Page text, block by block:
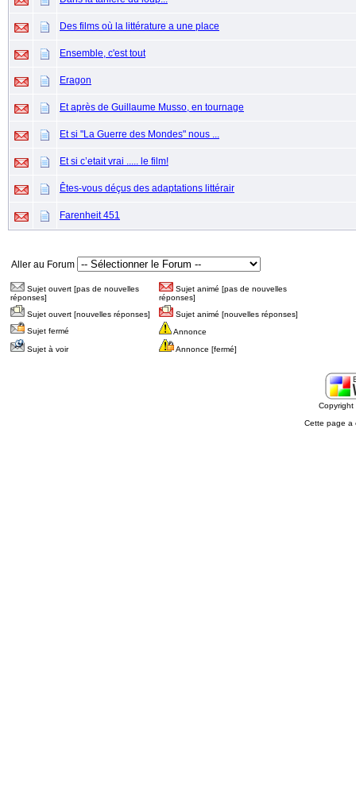
Des films où la littérature a une place
Ensemble, c'est tout
Eragon
Et après de Guillaume Musso, en tournage
Et si "La Guerre des Mondes" nous ...
Et si c’etait vrai ..... le film!
Êtes-vous déçus des adaptations littérair
Farenheit 451
Aller au Forum
Sujet ouvert [pas de nouvelles
réponses]
Sujet animé [pas de nouvelles
réponses]
Sujet ouvert [nouvelles réponses]
Sujet animé [nouvelles réponses]
Sujet fermé
Annonce
Sujet à voir
Annonce [fermé]
Cette page a